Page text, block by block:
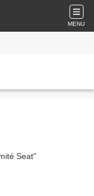
MENU